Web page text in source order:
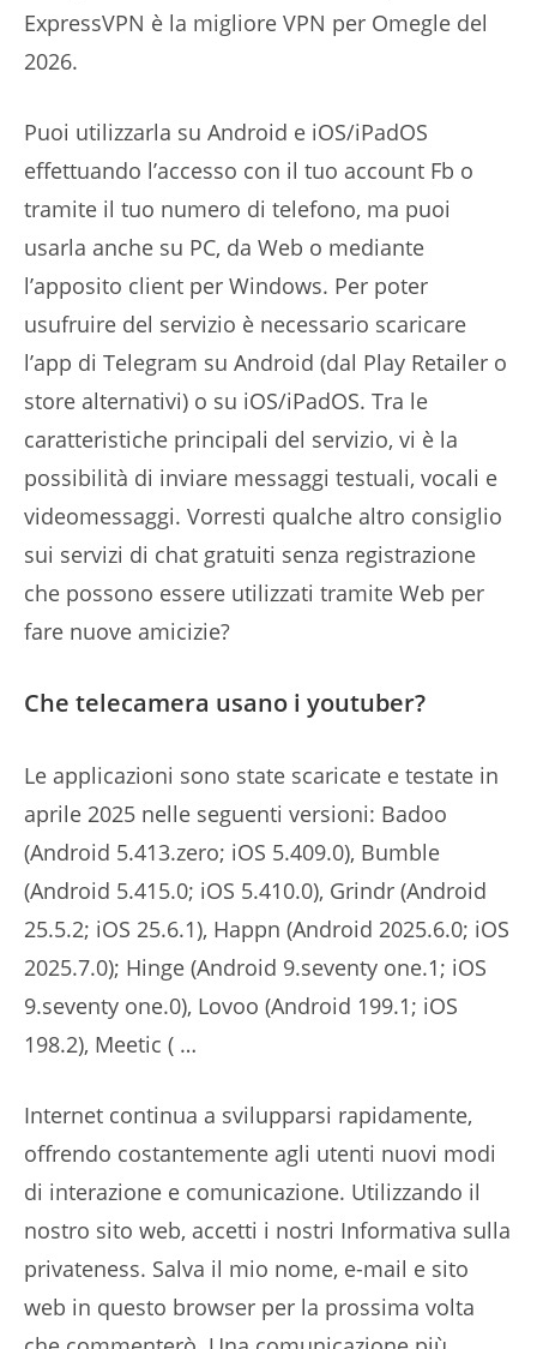
ExpressVPN è la migliore VPN per Omegle del
2026.
Puoi utilizzarla su Android e iOS/iPadOS
effettuando l’accesso con il tuo account Fb o
tramite il tuo numero di telefono, ma puoi
usarla anche su PC, da Web o mediante
l’apposito client per Windows. Per poter
usufruire del servizio è necessario scaricare
l’app di Telegram su Android (dal Play Retailer o
store alternativi) o su iOS/iPadOS. Tra le
caratteristiche principali del servizio, vi è la
possibilità di inviare messaggi testuali, vocali e
videomessaggi. Vorresti qualche altro consiglio
sui servizi di chat gratuiti senza registrazione
che possono essere utilizzati tramite Web per
fare nuove amicizie?
Che telecamera usano i youtuber?
Le applicazioni sono state scaricate e testate in
aprile 2025 nelle seguenti versioni: Badoo
(Android 5.413.zero; iOS 5.409.0), Bumble
(Android 5.415.0; iOS 5.410.0), Grindr (Android
25.5.2; iOS 25.6.1), Happn (Android 2025.6.0; iOS
2025.7.0); Hinge (Android 9.seventy one.1; iOS
9.seventy one.0), Lovoo (Android 199.1; iOS
198.2), Meetic ( …
Internet continua a svilupparsi rapidamente,
offrendo costantemente agli utenti nuovi modi
di interazione e comunicazione. Utilizzando il
nostro sito web, accetti i nostri Informativa sulla
privateness. Salva il mio nome, e-mail e sito
web in questo browser per la prossima volta